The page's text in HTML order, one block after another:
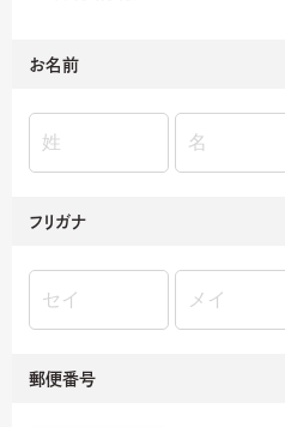
お名前
フリガナ
郵便番号